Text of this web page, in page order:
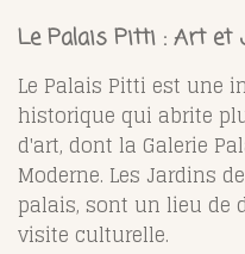
Le Palais Pitti : Art et
Le Palais Pitti est une
historique qui abrite
d'art, dont la Galerie
Moderne. Les Jardins
palais, sont un lieu de
visite culturelle.